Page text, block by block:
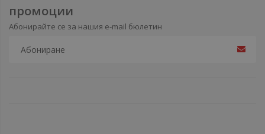
промоции
Абонирайте се за нашия e-mail бюлетин